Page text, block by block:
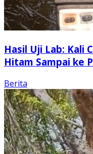
Hasil Uji Lab: Kali
Hitam Sampai ke
Berita